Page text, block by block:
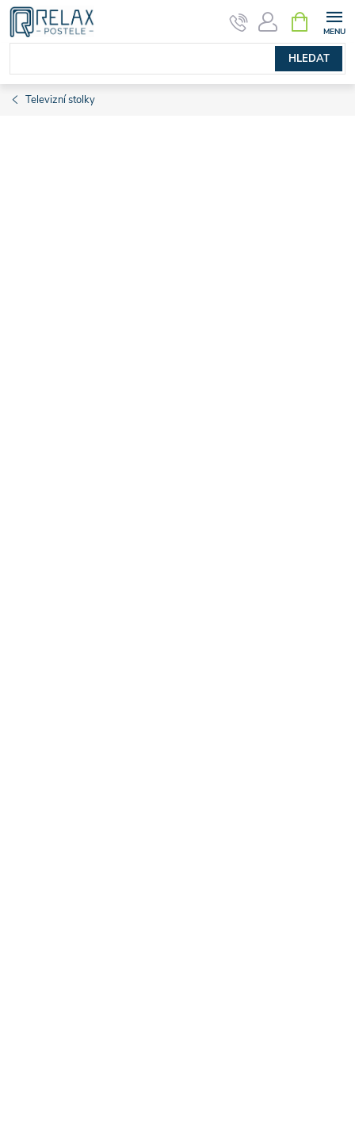
Přejít
obsah
HLEDAT
NÁKUPNÍ
KOŠÍK
Televizní stolky